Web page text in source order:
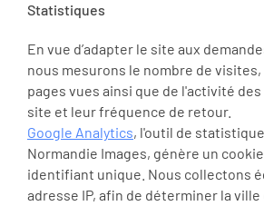
Statistiques
En vue d’adapter le site aux
nous mesurons le nombre de
pages vues ainsi que de l'activité
site et leur fréquence de retour.
Google Analytics, l'outil de
Normandie Images, génère un
identifiant unique. Nous collectons
adresse IP, afin de déterminer la